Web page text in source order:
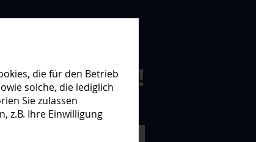
PARTNER
die für den Betrieb
solche, die lediglich
Sie zulassen
z.B. Ihre Einwilligung